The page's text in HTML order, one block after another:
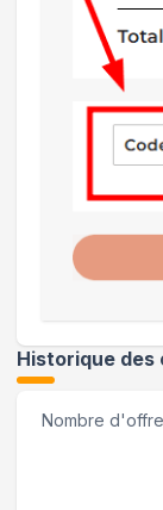
Historique des
Nombre